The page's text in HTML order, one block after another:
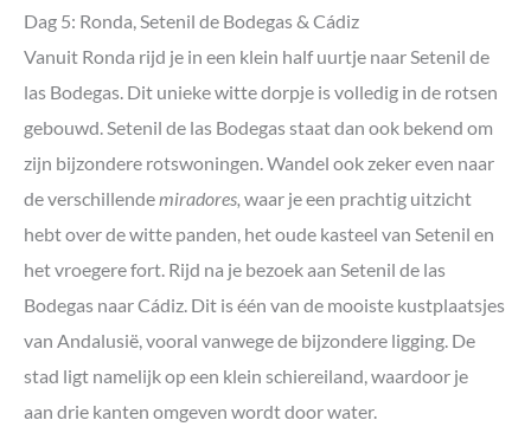
Dag 5: Ronda, Setenil de Bodegas & Cádiz
Vanuit Ronda rijd je in een klein half uurtje naar Setenil de
las Bodegas. Dit unieke witte dorpje is volledig in de rotsen
gebouwd. Setenil de las Bodegas staat dan ook bekend om
zijn bijzondere rotswoningen. Wandel ook zeker even naar
de verschillendemiradores, waar je een prachtig uitzicht
hebt over de witte panden, het oude kasteel van Setenil en
het vroegere fort. Rijd na je bezoek aan Setenil de las
Bodegas naar Cádiz. Dit is één van de mooiste kustplaatsjes
van Andalusië, vooral vanwege de bijzondere ligging. De
stad ligt namelijk op een klein schiereiland, waardoor je
aan drie kanten omgeven wordt door water.